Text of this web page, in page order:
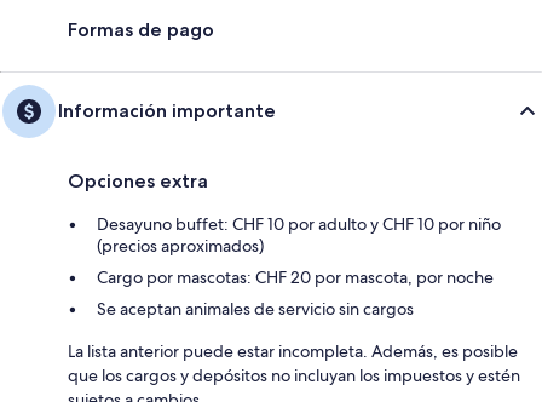
Formas de pago
Información importante
Opciones extra
Desayuno buffet: CHF 10 por adulto y CHF 10 por niño
(precios aproximados)
Cargo por mascotas: CHF 20 por mascota, por noche
Se aceptan animales de servicio sin cargos
La lista anterior puede estar incompleta. Además, es posible
que los cargos y depósitos no incluyan los impuestos y estén